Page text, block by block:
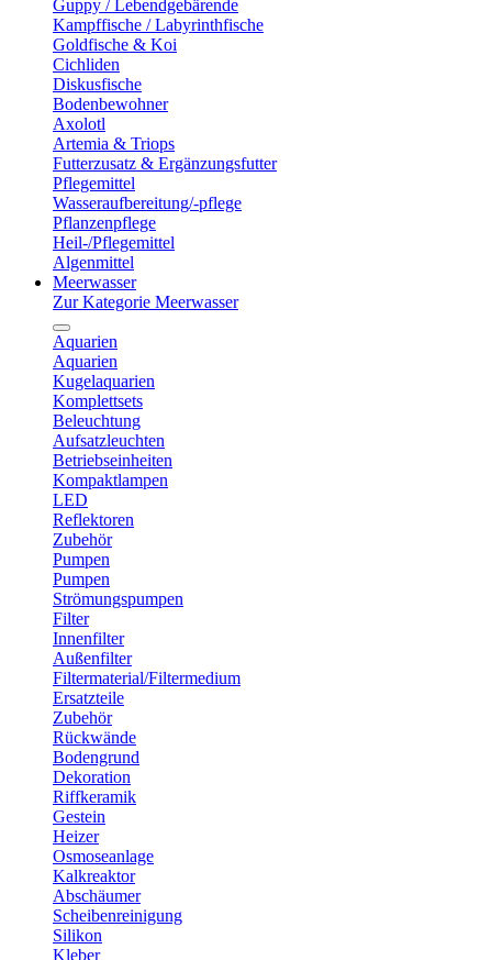
Guppy / Lebendgebärende
Kampffische / Labyrinthfische
Goldfische & Koi
Cichliden
Diskusfische
Bodenbewohner
Axolotl
Artemia & Triops
Futterzusatz & Ergänzungsfutter
Pflegemittel
Wasseraufbereitung/-pflege
Pflanzenpflege
Heil-/Pflegemittel
Algenmittel
Meerwasser
Zur Kategorie Meerwasser
Aquarien
Aquarien
Kugelaquarien
Komplettsets
Beleuchtung
Aufsatzleuchten
Betriebseinheiten
Kompaktlampen
LED
Reflektoren
Zubehör
Pumpen
Pumpen
Strömungspumpen
Filter
Innenfilter
Außenfilter
Filtermaterial/Filtermedium
Ersatzteile
Zubehör
Rückwände
Bodengrund
Dekoration
Riffkeramik
Gestein
Heizer
Osmoseanlage
Kalkreaktor
Abschäumer
Scheibenreinigung
Silikon
Kleber